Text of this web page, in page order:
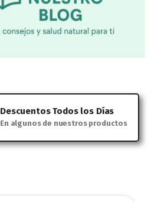
Descuentos Todos los Días
En algunos de nuestros productos